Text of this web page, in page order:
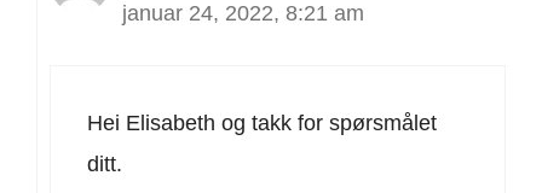
januar 24, 2022, 8:21 am
Hei Elisabeth og takk for spørsmålet
ditt.